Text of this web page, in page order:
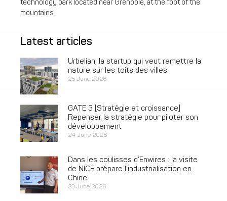
technology park located near Grenoble, at the foot of the
mountains.
Latest articles
Urbelian, la startup qui veut remettre la
nature sur les toits des villes
25 June 2026
GATE 3 [Stratégie et croissance]
Repenser la stratégie pour piloter son
développement
24 June 2026
Dans les coulisses d’Enwires : la visite
de NICE prépare l’industrialisation en
Chine
23 June 2026